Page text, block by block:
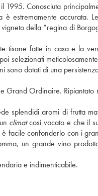
1995. Conosciuta
è estremamente accurata.
della “regina di
tisane fatte in casa e la
selezionati
sono dotati di una
Grand Ordinaire.
splendidi aromi di frutta
climatcosì vocato e che il
facile confonderlo con i
un grande vino
e indimenticabile.